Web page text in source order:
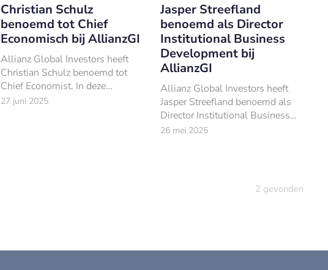
Christian Schulz
benoemd tot Chief
Economisch bij AllianzGI
Allianz Global Investors heeft
Christian Schulz benoemd tot
Chief Economist. In deze
hoedanigheid zal hij leiding
27 juni 2025
Jasper Streefland
benoemd als Director
Institutional Business
Development bij
AllianzGI
Allianz Global Investors heeft
Jasper Streefland benoemd als
Director Institutional Business
Development.
26 mei 2025
2 gevonden